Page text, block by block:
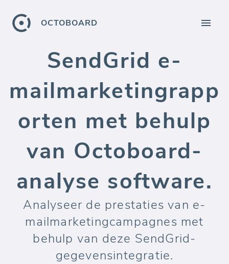
OCTOBOARD
SendGrid e-
mailmarketingrapp
orten met behulp
van Octoboard-
analyse software.
Analyseer de prestaties van e-
mailmarketingcampagnes met
behulp van deze SendGrid-
gegevensintegratie.